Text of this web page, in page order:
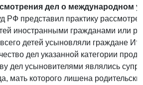
дел о международном
РФ представил практику
иностранными гражданами или
детей усыновляли граждане
дел указанной категории
дел усыновителями являлись
мать которого лишена